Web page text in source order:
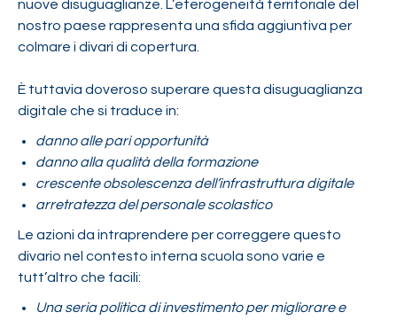
nuove disuguaglianze. L’eterogeneità territoriale del
nostro paese rappresenta una sfida aggiuntiva per
colmare i divari di copertura.
È tuttavia doveroso superare questa disuguaglianza
digitale che si traduce in:
danno alle pari opportunità
danno alla qualità della formazione
crescente obsolescenza dell’infrastruttura digitale
arretratezza del personale scolastico
Le azioni da intraprendere per correggere questo
divario nel contesto interna scuola sono varie e
tutt’altro che facili:
Una seria politica di investimento per migliorare e